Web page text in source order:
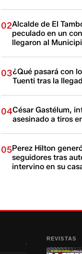
02Alcalde de El
peculado en un
llegaron al
03¿Qué pasará con
Tuenti tras la
04César Gastélum,
asesinado a tiros
05Perez Hilton
seguidores tras
intervino en su
›
REVISTAS